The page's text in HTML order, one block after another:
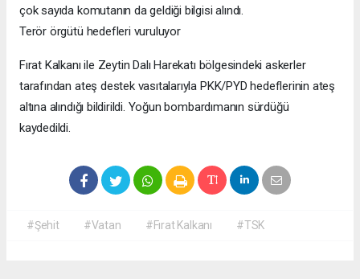
çok sayıda komutanın da geldiği bilgisi alındı.
Terör örgütü hedefleri vuruluyor
Fırat Kalkanı ile Zeytin Dalı Harekatı bölgesindeki askerler
tarafından ateş destek vasıtalarıyla PKK/PYD hedeflerinin ateş
altına alındığı bildirildi. Yoğun bombardımanın sürdüğü
kaydedildi.
#Şehit #Vatan #Fırat Kalkanı #TSK